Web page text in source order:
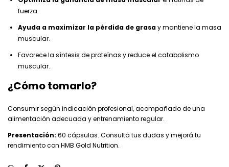
fuerza.
Ayuda a maximizar la pérdida de grasay mantiene la masa
muscular.
Favorece la síntesis de proteínas y reduce el catabolismo
muscular.
¿Cómo tomarlo?
Consumir según indicación profesional, acompañado de una
alimentación adecuada y entrenamiento regular.
Presentación: 60 cápsulas. Consultá tus dudas y mejorá tu
rendimiento con HMB Gold Nutrition.